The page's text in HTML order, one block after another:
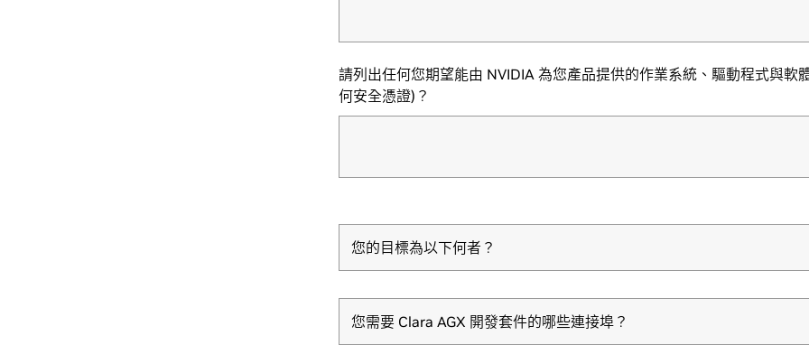
請列出任何您期望能由 NVIDIA 為您產品提供的作業系統、驅動程式與軟
何安全憑證)？
您的目標為以下何者？
您需要 Clara AGX 開發套件的哪些連接埠？